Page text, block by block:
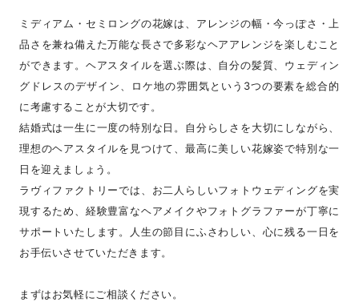
ミディアム・セミロングの花嫁は、アレンジの幅・今っぽさ・上
品さを兼ね備えた万能な長さで多彩なヘアアレンジを楽しむこと
ができます。ヘアスタイルを選ぶ際は、自分の髪質、ウェディン
グドレスのデザイン、ロケ地の雰囲気という3つの要素を総合的
に考慮することが大切です。
結婚式は一生に一度の特別な日。自分らしさを大切にしながら、
理想のヘアスタイルを見つけて、最高に美しい花嫁姿で特別な一
日を迎えましょう。
ラヴィファクトリーでは、お二人らしいフォトウェディングを実
現するため、経験豊富なヘアメイクやフォトグラファーが丁寧に
サポートいたします。人生の節目にふさわしい、心に残る一日を
お手伝いさせていただきます。
まずはお気軽にご相談ください。